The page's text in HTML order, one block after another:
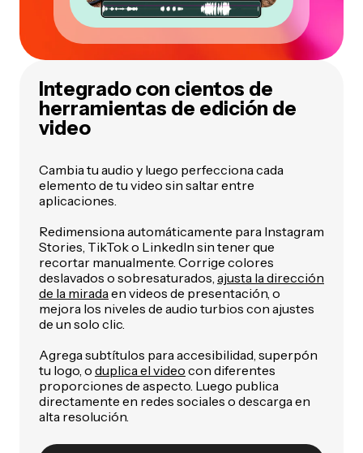
Integrado con cientos de
herramientas de edición de
video
Cambia tu audio y luego perfecciona cada
elemento de tu video sin saltar entre
aplicaciones.
Redimensiona automáticamente para Instagram
Stories, TikTok o LinkedIn sin tener que
recortar manualmente. Corrige colores
deslavados o sobresaturados, ajusta la dirección
de la miradaen videos de presentación, o
mejora los niveles de audio turbios con ajustes
de un solo clic.
Agrega subtítulos para accesibilidad, superpón
tu logo, o duplica el video con diferentes
proporciones de aspecto. Luego publica
directamente en redes sociales o descarga en
alta resolución.